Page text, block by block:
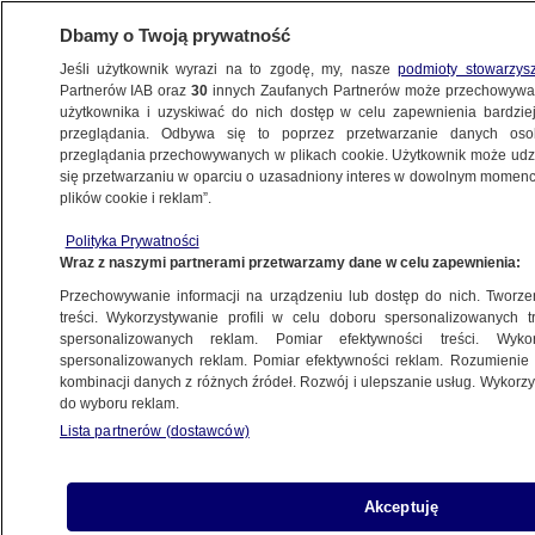
ŚWIAT
podwodny zdolny do taktycznego ataku
jądrowego"
8.09.2023, 11:06
Udostępnij
"okręt podwodny zdolny do taktycznego ataku
jądrowego" - podały w piątek państwowe media
Dbamy o Twoją prywatność
Jeśli użytkownik wyrazi na to zgodę, my, naszepodmioty
Partnerów IAB oraz30 innych Zaufanych Partnerów może
użytkownika i uzyskiwać do nich dostęp w celu zapewnienia
przeglądania. Odbywa się to poprzez przetwarzanie danych
przeglądania przechowywanych w plikach cookie. Użytkownik może
się przetwarzaniu w oparciu o uzasadniony interes w dowolnym
plików cookie i reklam”.
Polityka Prywatności
Wraz z naszymi partnerami przetwarzamy dane w celu zapewnienia:
Przechowywanie informacji na urządzeniu lub dostęp do nich.
treści. Wykorzystywanie profili w celu doboru spersonalizowanych
spersonalizowanych reklam. Pomiar efektywności treści.
spersonalizowanych reklam. Pomiar efektywności reklam.
kombinacji danych z różnych źródeł. Rozwój i ulepszanie usług.
do wyboru reklam.
Lista partnerów (dostawców)
Akceptuję